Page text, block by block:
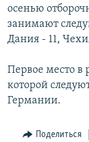
осенью
занимают
Дания - 11,
Первое место в
которой
Германии.
Поделиться